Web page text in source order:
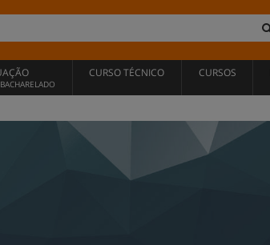
CURSO TÉCNICO CURSOS